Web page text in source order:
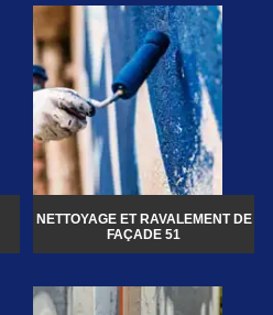
NETTOYAGE ET RAVALEMENT DE
FAÇADE 51